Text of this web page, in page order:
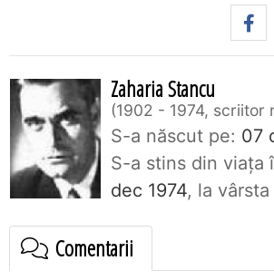
Zaharia Stancu
1902 - 1974, scriitor
S-a născut pe: 07
S-a stins din viaţa
dec 1974, la vârsta
Comentarii